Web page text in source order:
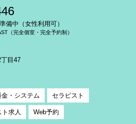
備中（女性利用可）
（完全個室・完全予約制）
目47
金・システム セラピスト
ト求人 Web予約